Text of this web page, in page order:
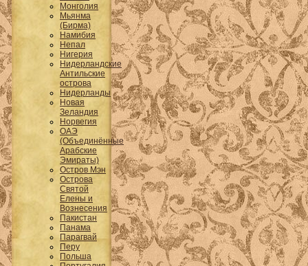
Монголия
Мьянма
(Бирма)
Намибия
Непал
Нигерия
Нидерландские
Антильские
острова
Нидерланды
Новая
Зеландия
Норвегия
ОАЭ
(Объединённые
Арабские
Эмираты)
Остров Мэн
Острова
Святой
Елены и
Вознесения
Пакистан
Панама
Парагвай
Перу
Польша